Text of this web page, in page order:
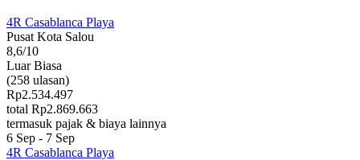
4R Casablanca Playa
Pusat Kota Salou
8,6/10
Luar Biasa
(258 ulasan)
Rp2.534.497
total Rp2.869.663
termasuk pajak & biaya lainnya
6 Sep - 7 Sep
4R Casablanca Playa